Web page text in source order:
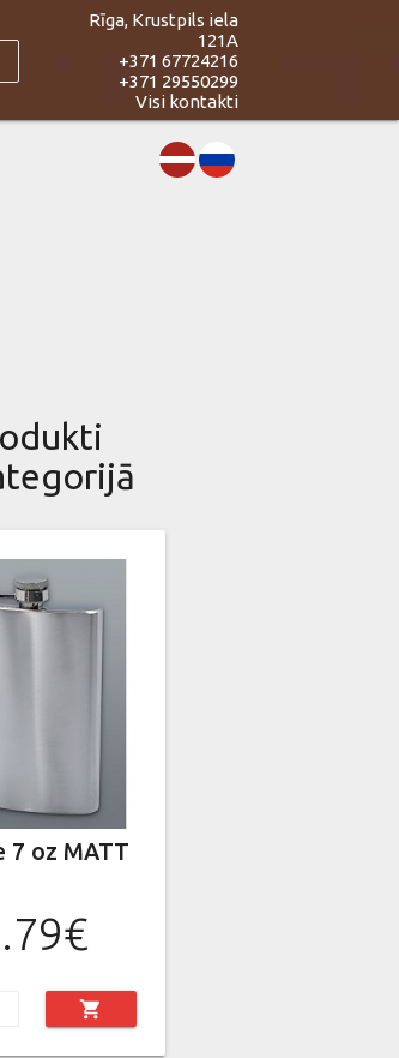
Rīga, Krustpils iela
121A
+371 67724216
+371 29550299
Visi kontakti
7 oz MATT
shopping_cart